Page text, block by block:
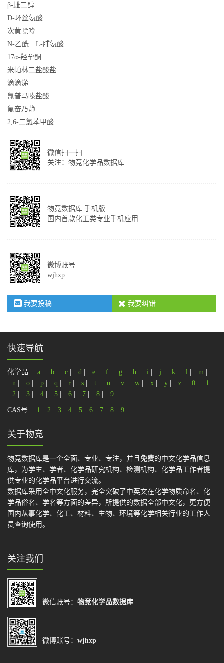
β-雌二醇
D-环丝氨酸
次黄嘌呤
N-乙酰－L-脯氨酸
17α-羟孕酮
米帕林二盐酸盐
滴滴涕
氯普马嗪盐酸
氟奋乃静
2,6-二氯苯甲酸
微信扫一扫
关注：物竞化学品数据库
物竟数据库 手机版
国内首款化工类专业手机应用
微博账号
wjhxp
我要投稿 我要纠错
快速导航
化学品: a b c d e f g h i j k l m
n
o p q r s t u v w x y z 0 1
2
3 4 5 6 7 8 9
CAS号: 1 2 3 4 5 6 7 8 9
关于物竞
物竞数据库是一个全面、专业、专注，并且 免费的中文化学品信息
库，为学生、学者、化学品研究机构、检测机构、化学品工作者提
供专业的化学品平台进行交流。
数据库采用全中文化服务，完全突破了中英文在化学物质命名、化
学品俗名、学名等方面的差异，所提供的数据全部中文化，更方便
国内从事化学、化工、材料、生物、环境等化学相关行业的工作人
员查询使用。
关注我们
微信账号： 物竞化学品数据库
微博账号： wjhxp